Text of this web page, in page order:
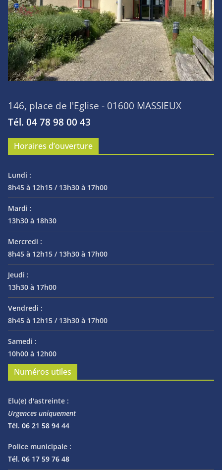
146, place de l'Eglise - 01600 MASSIEUX
Tél. 04 78 98 00 43
Horaires d’ouverture
Lundi :
8h45 à 12h15 / 13h30 à 17h00
Mardi :
13h30 à 18h30
Mercredi :
8h45 à 12h15 / 13h30 à 17h00
Jeudi :
13h30 à 17h00
Vendredi :
8h45 à 12h15 / 13h30 à 17h00
Samedi :
10h00 à 12h00
Numéros utiles
Elu(e) d'astreinte :
Urgences uniquement
Tél. 06 21 58 94 44
Police municipale :
Tél. 06 17 59 76 48